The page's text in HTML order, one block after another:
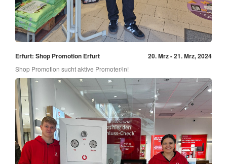
Erfurt: Shop Promotion Erfurt 20. Mrz - 21. Mrz, 2024
Shop Promotion sucht aktive Promoter/in!